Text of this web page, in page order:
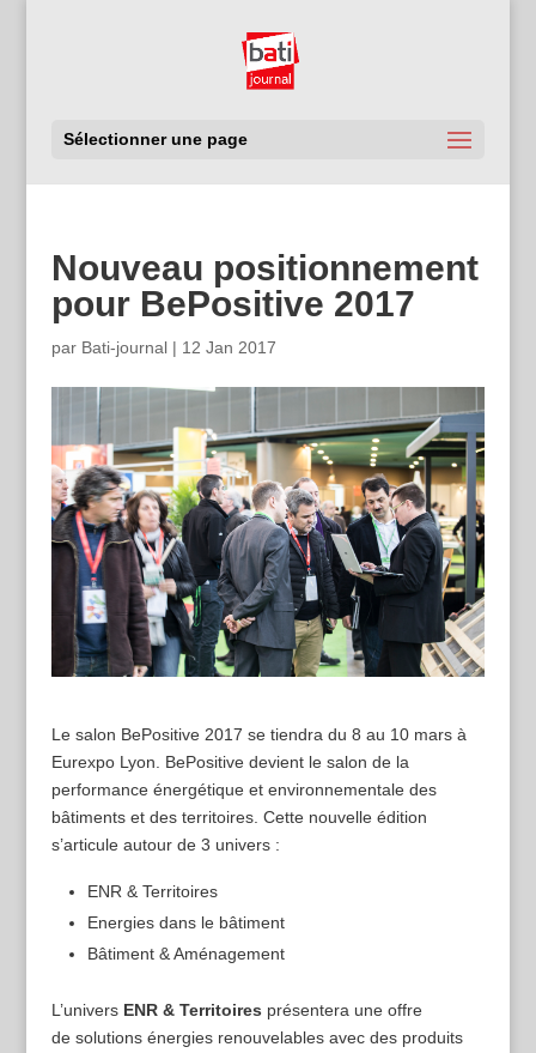
Sélectionner une page
Nouveau positionnement
pour BePositive 2017
par Bati-journal| 12 Jan 2017
Le salon BePositive 2017 se tiendra du 8 au 10 mars à
Eurexpo Lyon. BePositive devient le salon de la
performance énergétique et environnementale des
bâtiments et des territoires. Cette nouvelle édition
s’articule autour de 3 univers :
ENR & Territoires
Energies dans le bâtiment
Bâtiment & Aménagement
L’univers ENR & Territoires présentera une offre
de solutions énergies renouvelables avec des produits